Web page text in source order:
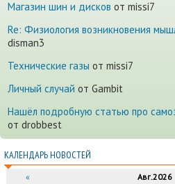
Магазин шин и дисков от missi7
Re: Физиология возникновения
disman3
Технические газы от missi7
Личный случай от Gambit
Нашёл подробную статью про
от drobbest
КАЛЕНДАРЬ НОВОСТЕЙ
« Авг.2026